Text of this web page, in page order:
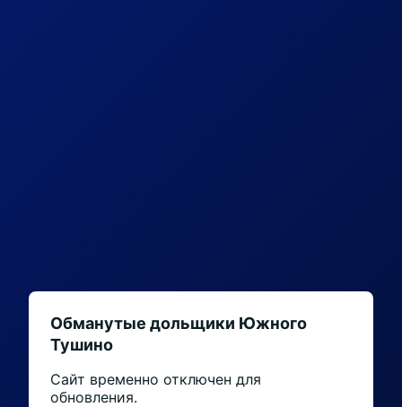
Обманутые дольщики Южного
Тушино
Сайт временно отключен для
обновления.